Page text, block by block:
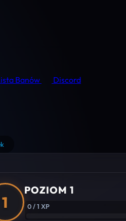
Banów
Discord
1
POZIOM 1
0 / 1 XP